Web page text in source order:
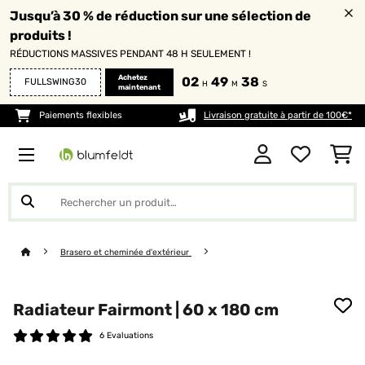
Jusqu’à 30 % de réduction sur une sélection de
produits !
RÉDUCTIONS MASSIVES PENDANT 48 H SEULEMENT !
FULLSWING30
Achetez
maintenant
02 H 49 M 38 S
Paiements flexibles Livraison gratuite à partir de 100€*
Brasero et cheminée d'extérieur
Radiateur Fairmont | 60 x 180 cm
6 Evaluations